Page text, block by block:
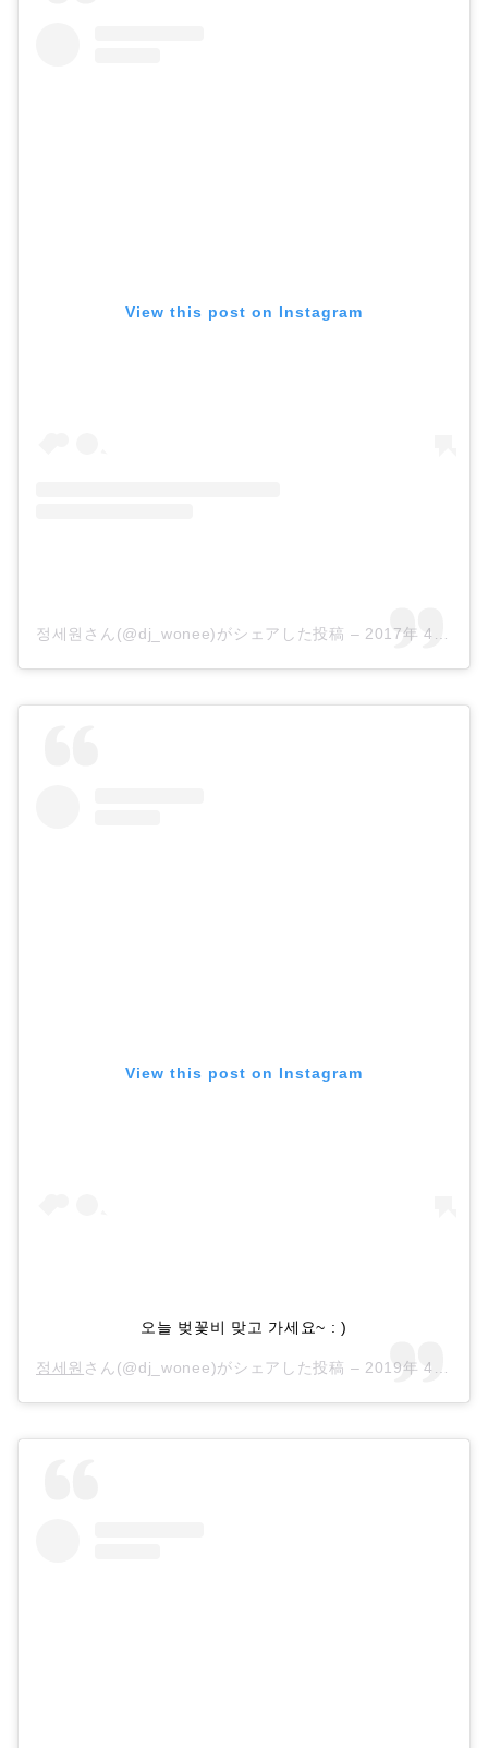
View this post on Instagram
정세원さん(@dj_wonee)がシェアした投稿 – 2017年 4月月6日午後9時04分PDT
View this post on Instagram
오늘 벚꽃비 맞고 가세요~ : )
정세원 さん(@dj_wonee)がシェアした投稿 – 2019年 4月月4日午前12時23分PDT